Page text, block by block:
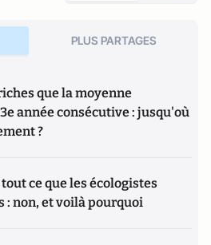
PLUS PARTAGES
que la moyenne
année consécutive : jusqu'où
?
ce que les écologistes
: non, et voilà pourquoi